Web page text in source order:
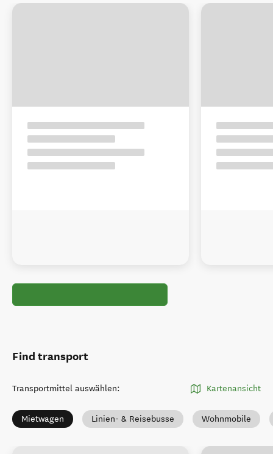
Find transport
Transportmittel auswählen: Kartenansicht
Mietwagen Linien- & Reisebusse Wohnmobile